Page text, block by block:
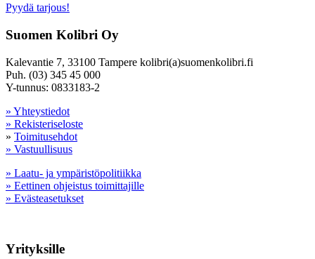
Pyydä tarjous!
Suomen Kolibri Oy
Kalevantie 7, 33100 Tampere kolibri(a)suomenkolibri.fi
Puh. (03) 345 45 000
Y-tunnus: 0833183-2
» Yhteystiedot
» Rekisteriseloste
» Toimitusehdot
» Vastuullisuus
» Laatu- ja ympäristöpolitiikka
» Eettinen ohjeistus toimittajille
» Evästeasetukset
Yrityksille